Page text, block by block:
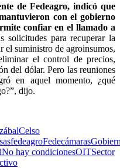
de Fedeagro, indicó que
con el gobierno
confiar en el llamado a
solicitudes para recuperar la
suministro de agroinsumos,
el control de precios,
del dólar. Pero las reuniones
en aquel momento, ¿qué
dijo.
Celso
fedeagroFedecámaras
No hay condicionesOITSector